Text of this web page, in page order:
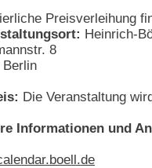
Preisverleihung
Heinrich-
8
Berlin
Die Veranstaltung
Informationen und